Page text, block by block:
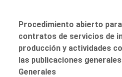
Procedimiento abierto
contratos de servicios de
producción y actividades
las publicaciones
Generales